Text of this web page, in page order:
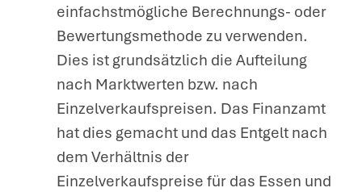
einfachstmögliche Berechnungs- oder
Bewertungsmethode zu verwenden.
Dies ist grundsätzlich die Aufteilung
nach Marktwerten bzw. nach
Einzelverkaufspreisen. Das Finanzamt
hat dies gemacht und das Entgelt nach
dem Verhältnis der
Einzelverkaufspreise für das Essen und